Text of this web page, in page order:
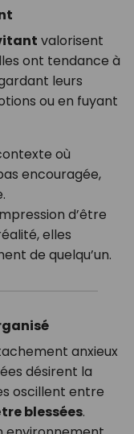
valorisent
ont tendance à
leurs
ou en fuyant
où
encouragée,
d’être
elles
de quelqu’un.
anxieux
désirent la
oscillent entre
blessées.